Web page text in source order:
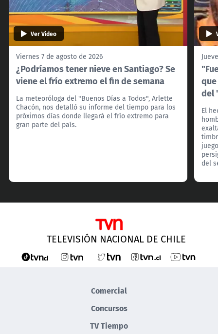
Ver Video
Viernes 7 de agosto de 2026
¿Podríamos tener nieve en Santiago? Se
viene el frío extremo el fin de semana
La meteoróloga del "Buenos Días a Todos", Arlette
Chacón, nos detalló su informe del tiempo para los
próximos días donde llegará el frío extremo para
gran parte del país.
del
El
del
TELEVISIÓN NACIONAL DE CHILE
Comercial
Concursos
TV Tiempo